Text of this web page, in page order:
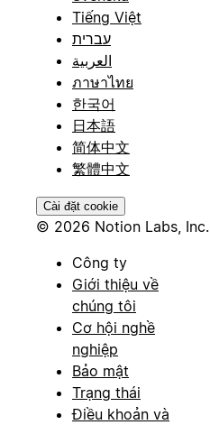
Tiếng Việt
עברית
العربية
ภาษาไทย
한국어
日本語
简体中文
繁體中文
Cài đặt cookie
© 2026 Notion Labs, Inc.
Công ty
Giới thiệu về
chúng tôi
Cơ hội nghề
nghiệp
Bảo mật
Trạng thái
Điều khoản và